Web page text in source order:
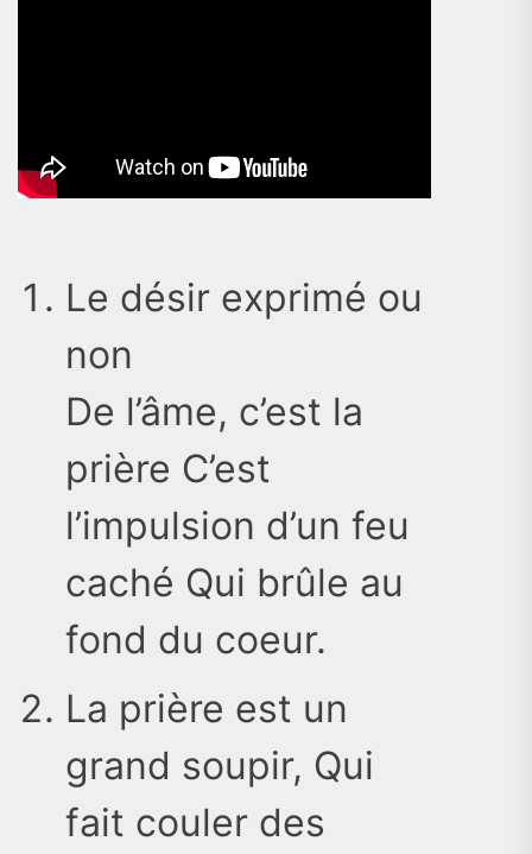
Le désir exprimé ou
non
De l’âme, c’est la
prière C’est
l’impulsion d’un feu
caché Qui brûle au
fond du coeur.
La prière est un
grand soupir, Qui
fait couler des